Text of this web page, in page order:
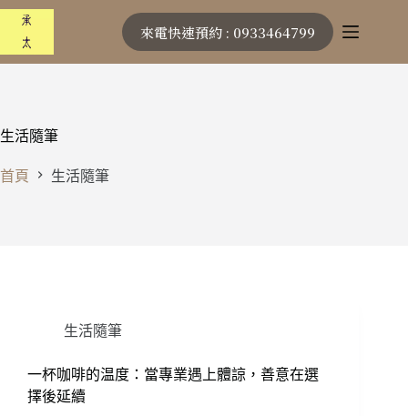
跳
主
來電快速預約 : 0933464799
生活隨筆
首頁 生活隨筆
生活隨筆
一杯咖啡的温度：當專業遇上體諒，善意在選
擇後延續